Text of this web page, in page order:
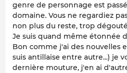
genre de personnage est
domaine. Vous ne regardiez
non plus du reste, trop
Je suis quand même étonnée
Bon comme j'ai des nouvelles
suis antillaise entre autre...) je
dernière mouture, j'en ai